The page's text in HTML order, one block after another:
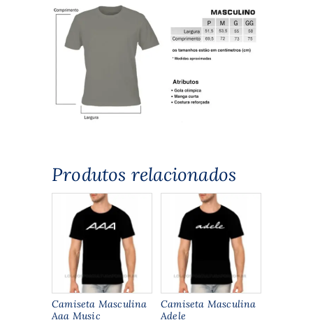
Produtos relacionados
Camiseta Masculina
Aaa Music
Camiseta Masculina
Adele